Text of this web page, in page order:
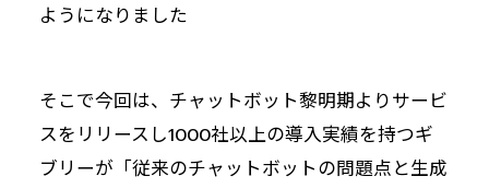
ようになりました
そこで今回は、チャットボット黎明期よりサービ
スをリリースし1000社以上の導入実績を持つギ
ブリーが「従来のチャットボットの問題点と生成